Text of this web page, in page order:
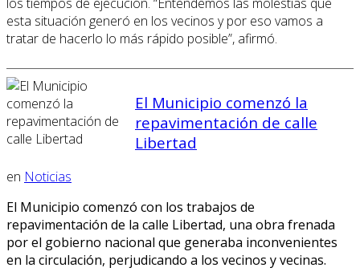
esta situación generó en los vecinos y por eso vamos a
tratar de hacerlo lo más rápido posible”, afirmó.
El Municipio comenzó la
repavimentación de calle
Libertad
en Noticias
El Municipio comenzó con los trabajos de
repavimentación de la calle Libertad, una obra frenada
por el gobierno nacional que generaba inconvenientes
en la circulación, perjudicando a los vecinos y vecinas.